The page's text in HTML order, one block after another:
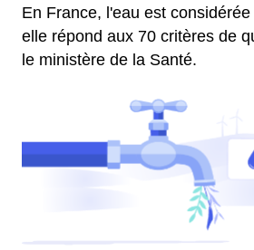
En France, l'eau est
elle répond aux 70 critères de
le ministère de la Santé.